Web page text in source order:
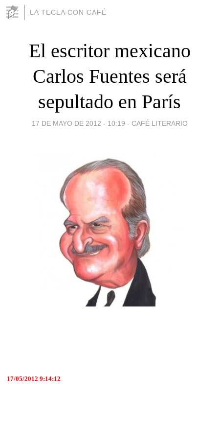
LA TECLA CON CAFÉ
El escritor mexicano
Carlos Fuentes será
sepultado en París
17 DE MAYO DE 2012 - 10:19 - CAFÉ LITERARIO
17/05/2012 9:14:12